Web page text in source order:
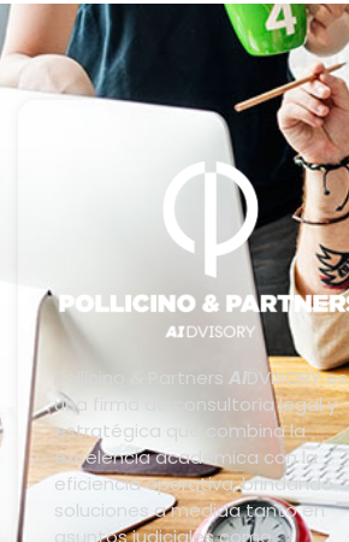
Pollicino & Partners AIDVISORY es
una firma de consultoría legal y
estratégica que combina la
excelencia académica con la
eficiencia operativa, brindando
soluciones a medida tanto en
asuntos judiciales como